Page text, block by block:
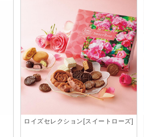
ロイズセレクション[スイートローズ]